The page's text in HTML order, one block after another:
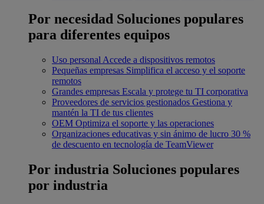
Por necesidad Soluciones populares
para diferentes equipos
Uso personal Accede a dispositivos remotos
Pequeñas empresas Simplifica el acceso y el soporte
remotos
Grandes empresas Escala y protege tu TI corporativa
Proveedores de servicios gestionados Gestiona y
mantén la TI de tus clientes
OEM Optimiza el soporte y las operaciones
Organizaciones educativas y sin ánimo de lucro 30 %
de descuento en tecnología de TeamViewer
Por industria Soluciones populares
por industria